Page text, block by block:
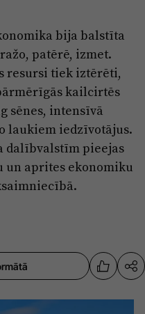
Dzīve un ticība
Ekonomika
Krimināli
Izklaide
Sarunas
Pasākumi
Projekti
Mediju atbalsta fonds
Zivju fonds
bija balstīta
patērē, izmet.
resursi tiek iztērēti,
kailcirtēs
sēnes, intensīvā
laukiem iedzīvotājus.
dalībvalstīm pieejas
un aprites ekonomiku